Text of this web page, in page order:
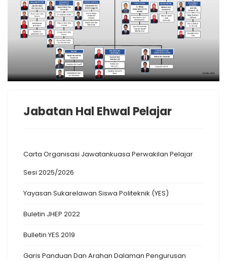
Jabatan Hal Ehwal Pelajar
Carta Organisasi Jawatankuasa Perwakilan Pelajar
Sesi 2025/2026
Yayasan Sukarelawan Siswa Politeknik (YES)
Buletin JHEP 2022
Bulletin YES 2019
Garis Panduan Dan Arahan Dalaman Pengurusan